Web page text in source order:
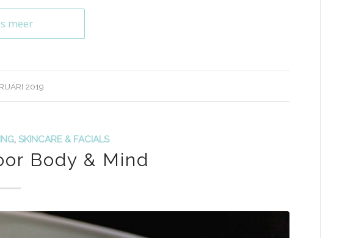
meer
2019
,SKINCARE & FACIALS
Body & Mind